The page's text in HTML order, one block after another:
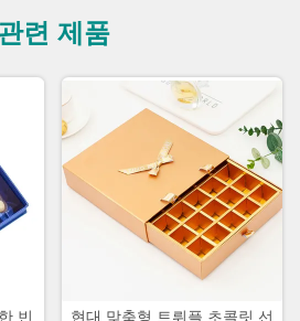
련 제품
빈
현대 맞춤형 트뤼플 초콜릿 선